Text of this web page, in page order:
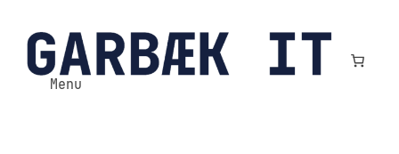
til
indhold
Menu